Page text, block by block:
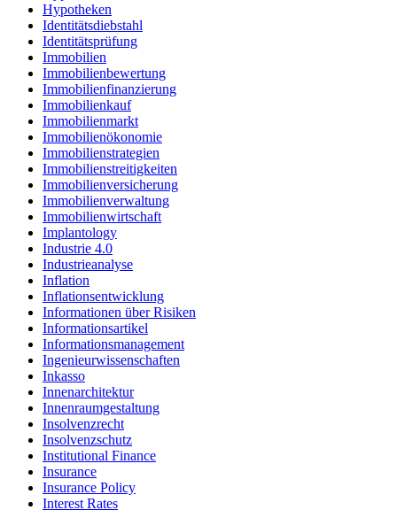
Hypotheken
Identitätsdiebstahl
Identitätsprüfung
Immobilien
Immobilienbewertung
Immobilienfinanzierung
Immobilienkauf
Immobilienmarkt
Immobilienökonomie
Immobilienstrategien
Immobilienstreitigkeiten
Immobilienversicherung
Immobilienverwaltung
Immobilienwirtschaft
Implantology
Industrie 4.0
Industrieanalyse
Inflation
Inflationsentwicklung
Informationen über Risiken
Informationsartikel
Informationsmanagement
Ingenieurwissenschaften
Inkasso
Innenarchitektur
Innenraumgestaltung
Insolvenzrecht
Insolvenzschutz
Institutional Finance
Insurance
Insurance Policy
Interest Rates